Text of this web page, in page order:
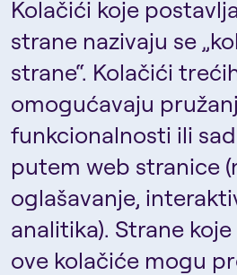
Kolačići koje
strane nazivaju se
strane“. Kolačići
omogućavaju
funkcionalnosti ili
putem web stranice
oglašavanje,
analitika). Strane
ove kolačiće mogu